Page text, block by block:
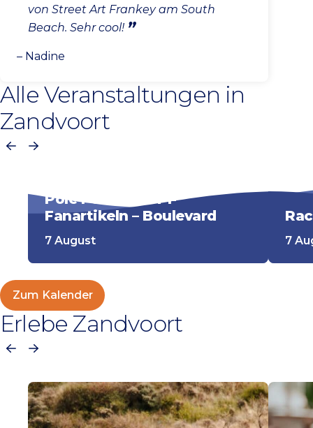
von Street Art Frankey am South
Beach. Sehr cool!
– Nadine
Alle Veranstaltungen in
Zandvoort
Vorherige
Nächste
Pole Position – F1-
Fanartikeln – Boulevard
7 August 7
Zum Kalender
Erlebe Zandvoort
Vorherige
Nächste